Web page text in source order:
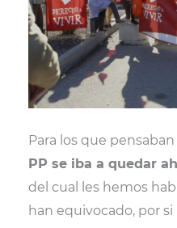
Para los que
PP se iba a quedar
del cual les hemos
han equivocado, por